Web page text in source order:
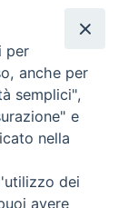
riservati - Vita
per
anche per
semplici",
e
nella
dei
avere